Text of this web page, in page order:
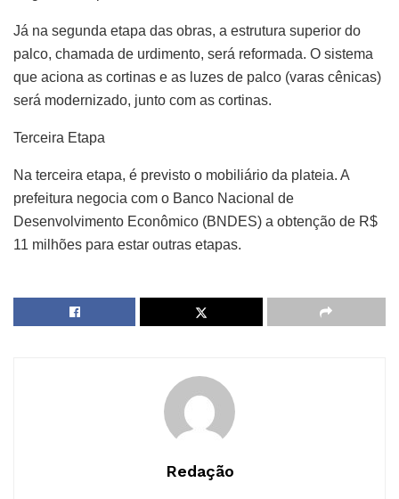
Já na segunda etapa das obras, a estrutura superior do
palco, chamada de urdimento, será reformada. O sistema
que aciona as cortinas e as luzes de palco (varas cênicas)
será modernizado, junto com as cortinas.
Terceira Etapa
Na terceira etapa, é previsto o mobiliário da plateia. A
prefeitura negocia com o Banco Nacional de
Desenvolvimento Econômico (BNDES) a obtenção de R$
11 milhões para estar outras etapas.
Redação